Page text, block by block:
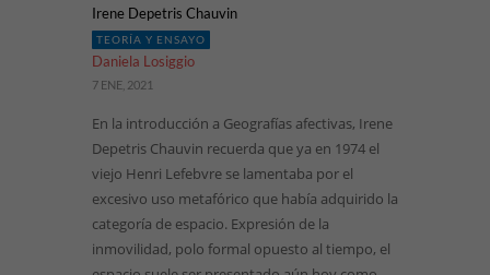
Irene Depetris Chauvin
TEORÍA Y ENSAYO
Daniela Losiggio
7 ENE, 2021
En la introducción a Geografías afectivas, Irene
Depetris Chauvin recuerda que ya en 1974 el
viejo Henri Lefebvre se lamentaba por el
excesivo uso metafórico que había adquirido la
categoría de espacio. Expresión de la
inmovilidad, polo formal opuesto al tiempo, el